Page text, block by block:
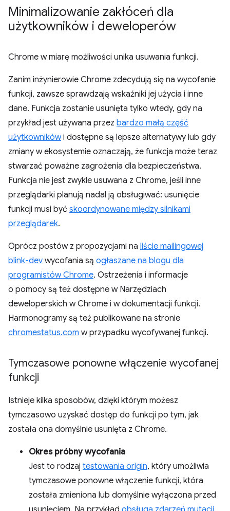
Minimalizowanie zakłóceń dla
użytkowników i deweloperów
Chrome w miarę możliwości unika usuwania funkcji.
Zanim inżynierowie Chrome zdecydują się na wycofanie
funkcji, zawsze sprawdzają wskaźniki jej użycia i inne
dane. Funkcja zostanie usunięta tylko wtedy, gdy na
przykład jest używana przez bardzo małą część
użytkownikówi dostępne są lepsze alternatywy lub gdy
zmiany w ekosystemie oznaczają, że funkcja może teraz
stwarzać poważne zagrożenia dla bezpieczeństwa.
Funkcja nie jest zwykle usuwana z Chrome, jeśli inne
przeglądarki planują nadal ją obsługiwać: usunięcie
funkcji musi być skoordynowane między silnikami
przeglądarek.
Oprócz postów z propozycjami na liście mailingowej
blink-dev wycofania są ogłaszane na blogu dla
programistów Chrome. Ostrzeżenia i informacje
o pomocy są też dostępne w Narzędziach
deweloperskich w Chrome i w dokumentacji funkcji.
Harmonogramy są też publikowane na stronie
chromestatus.com w przypadku wycofywanej funkcji.
Tymczasowe ponowne włączenie wycofanej
funkcji
Istnieje kilka sposobów, dzięki którym możesz
tymczasowo uzyskać dostęp do funkcji po tym, jak
została ona domyślnie usunięta z Chrome.
Okres próbny wycofania
Jest to rodzaj testowania origin, który umożliwia
tymczasowe ponowne włączenie funkcji, która
została zmieniona lub domyślnie wyłączona przed